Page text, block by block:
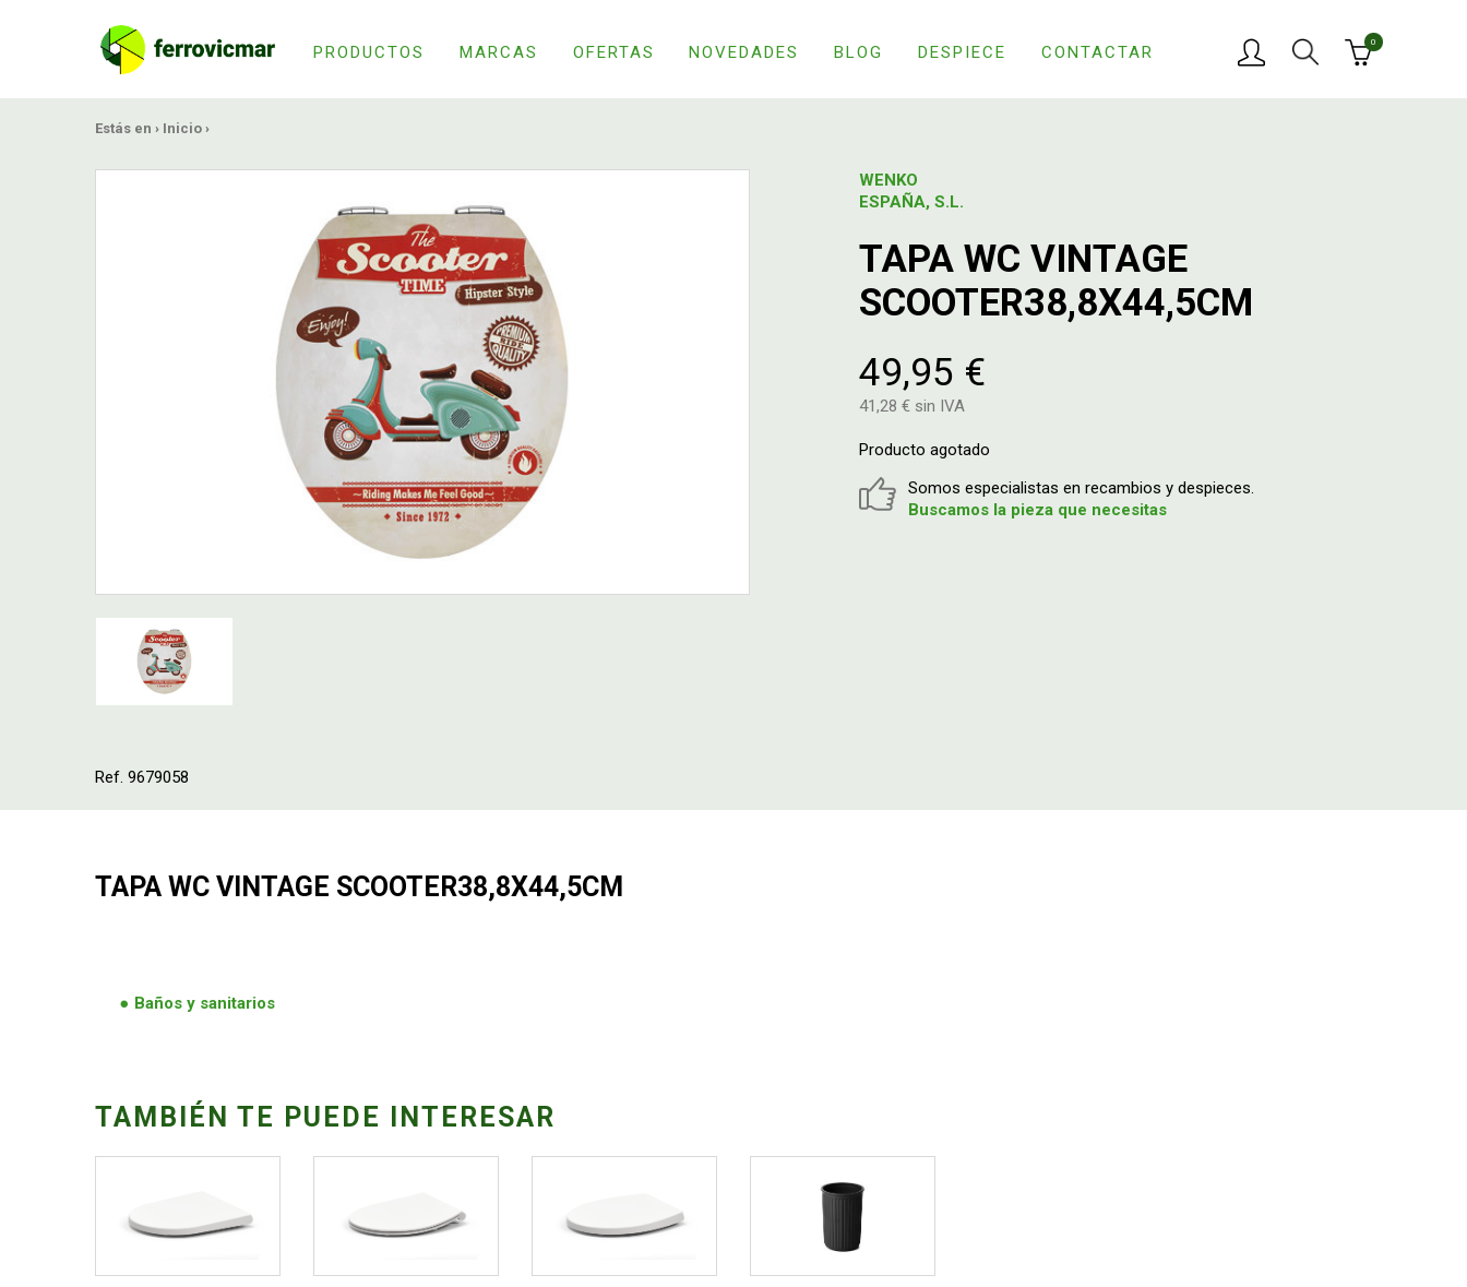
PRODUCTOS MARCAS OFERTAS NOVEDADES BLOG DESPIECE CONTACTAR
0
Estás en › Inicio ›
Ref. 9679058
WENKO
ESPAÑA, S.L.
TAPA WC VINTAGE
SCOOTER38,8X44,5CM
49,95 €
41,28 € sin IVA
Producto agotado
Somos especialistas en recambios y despieces.
Buscamos la pieza que necesitas
TAPA WC VINTAGE SCOOTER38,8X44,5CM
Baños y sanitarios
TAMBIÉN TE PUEDE INTERESAR